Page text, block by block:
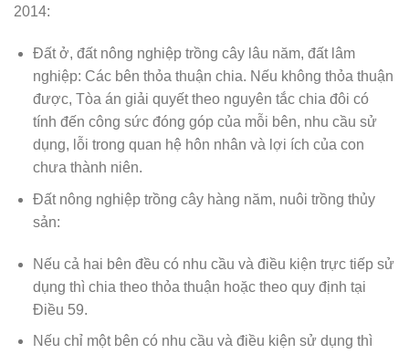
2014:
Đất ở, đất nông nghiệp trồng cây lâu năm, đất lâm
nghiệp: Các bên thỏa thuận chia. Nếu không thỏa thuận
được, Tòa án giải quyết theo nguyên tắc chia đôi có
tính đến công sức đóng góp của mỗi bên, nhu cầu sử
dụng, lỗi trong quan hệ hôn nhân và lợi ích của con
chưa thành niên.
Đất nông nghiệp trồng cây hàng năm, nuôi trồng thủy
sản:
Nếu cả hai bên đều có nhu cầu và điều kiện trực tiếp sử
dụng thì chia theo thỏa thuận hoặc theo quy định tại
Điều 59.
Nếu chỉ một bên có nhu cầu và điều kiện sử dụng thì